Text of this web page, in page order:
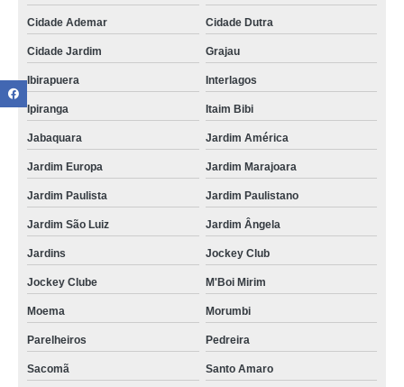
Cidade Ademar Cidade Dutra
Cidade Jardim Grajau
Ibirapuera Interlagos
Ipiranga Itaim Bibi
Jabaquara Jardim América
Jardim Europa Jardim Marajoara
Jardim Paulista Jardim Paulistano
Jardim São Luiz Jardim Ângela
Jardins Jockey Club
Jockey Clube M'Boi Mirim
Moema Morumbi
Parelheiros Pedreira
Sacomã Santo Amaro